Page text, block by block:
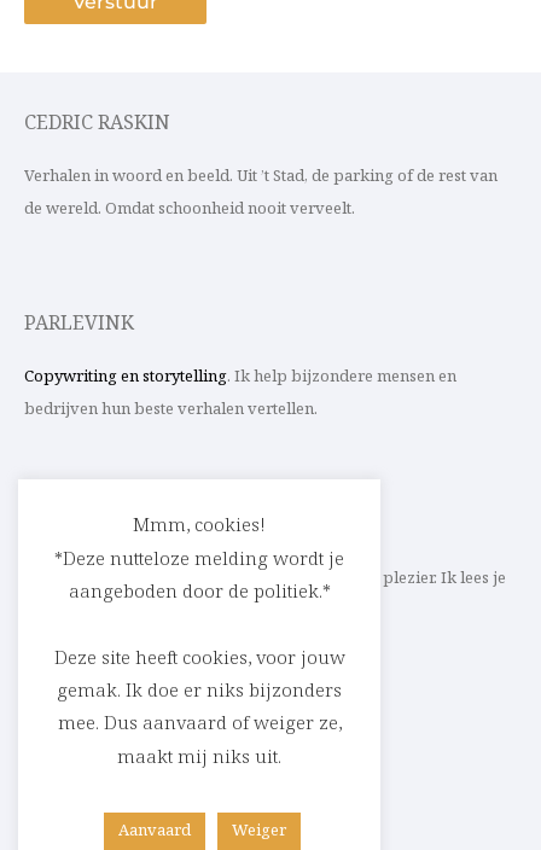
CEDRIC RASKIN
Verhalen in woord en beeld. Uit ’t Stad, de parking of de rest van
de wereld. Omdat schoonheid nooit verveelt.
PARLEVINK
Copywriting en storytelling. Ik help bijzondere mensen en
bedrijven hun beste verhalen vertellen.
Schrijf ik straks mee aan jouw verhaal? Met veel plezier. Ik lees je
heel graag op
cedric@parlevink.be
SOCIAL
Facebook
Instagram
Linkedin
Mmm, cookies!
*Deze nutteloze melding wordt je
aangeboden door de politiek.*
Deze site heeft cookies, voor jouw
gemak. Ik doe er niks bijzonders
mee. Dus aanvaard of weiger ze,
maakt mij niks uit.
Aanvaard Weiger